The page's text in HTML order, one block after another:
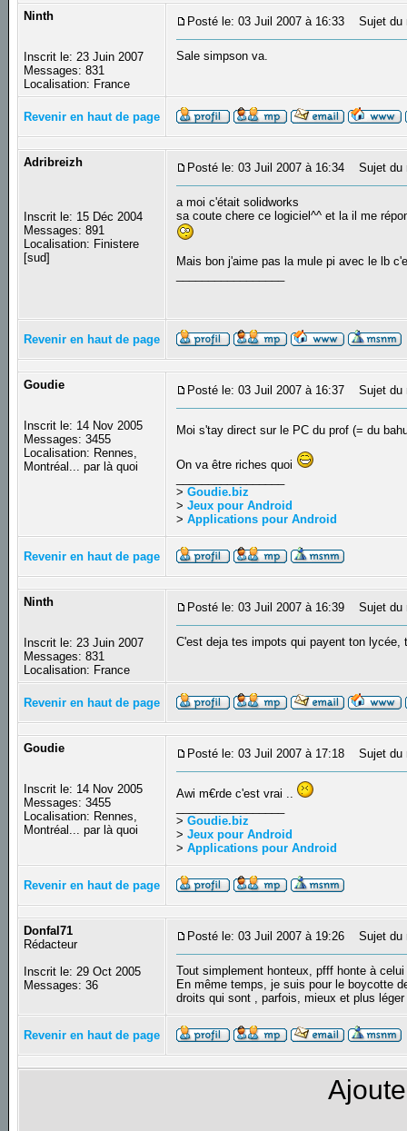
Ninth
Inscrit le: 23 Juin 2007
Messages: 831
Localisation: France
Posté le: 03 Juil 2007 à 16:33 Sujet du
Sale simpson va.
Revenir en haut de page
Adribreizh
Inscrit le: 15 Déc 2004
Messages: 891
Localisation: Finistere
[sud]
Posté le: 03 Juil 2007 à 16:34 Sujet du
a moi c'était solidworks
sa coute chere ce logiciel^^ et la il me
Mais bon j'aime pas la mule pi avec le lb
Revenir en haut de page
Goudie
Inscrit le: 14 Nov 2005
Messages: 3455
Localisation: Rennes,
Montréal... par là quoi
Posté le: 03 Juil 2007 à 16:37 Sujet du
Moi s'tay direct sur le PC du prof (= du
On va être riches quoi
>Goudie.biz
>Jeux pour Android
>Applications pour Android
Revenir en haut de page
Ninth
Inscrit le: 23 Juin 2007
Messages: 831
Localisation: France
Posté le: 03 Juil 2007 à 16:39 Sujet du
C'est deja tes impots qui payent ton
Revenir en haut de page
Goudie
Inscrit le: 14 Nov 2005
Messages: 3455
Localisation: Rennes,
Montréal... par là quoi
Posté le: 03 Juil 2007 à 17:18 Sujet du
Awi m€rde c'est vrai ..
>Goudie.biz
>Jeux pour Android
>Applications pour Android
Revenir en haut de page
Donfal71
Rédacteur
Inscrit le: 29 Oct 2005
Messages: 36
Posté le: 03 Juil 2007 à 19:26 Sujet du
Tout simplement honteux, pfff honte à
En même temps, je suis pour le boycotte
droits qui sont , parfois, mieux et plus
Revenir en haut de page